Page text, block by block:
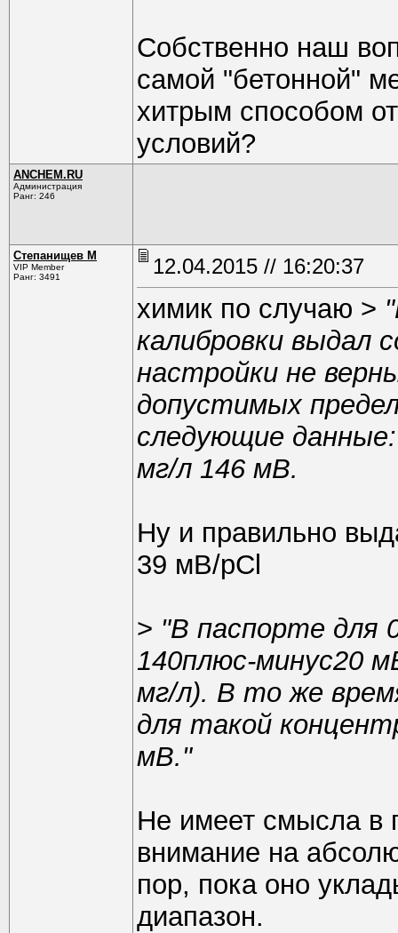
Собственно наш
самой "бетонной"
хитрым способом
условий?
ANCHEM.RU
Администрация
Ранг: 246
Степанищев М
VIP Member
Ранг: 3491
12.04.2015 // 16:20:37
химик по случаю >
калибровки выдал
настройки не
допустимых
следующие
мг/л 146 мВ.
Ну и правильно
39 мВ/pCl
> "В паспорте для
140плюс-минус20
мг/л). В то же
для такой
мВ."
Не имеет смысла в
внимание на
пор, пока оно
диапазон.